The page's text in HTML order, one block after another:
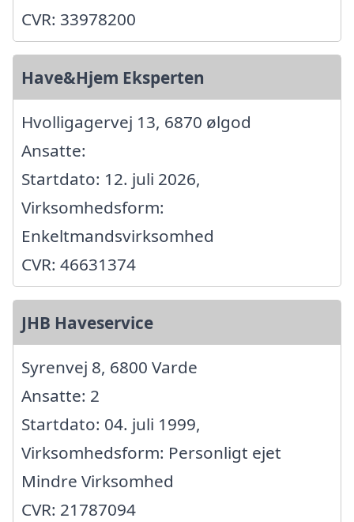
CVR: 33978200
Have&Hjem Eksperten
Hvolligagervej 13, 6870 ølgod
Ansatte:
Startdato: 12. juli 2026,
Virksomhedsform:
Enkeltmandsvirksomhed
CVR: 46631374
JHB Haveservice
Syrenvej 8, 6800 Varde
Ansatte: 2
Startdato: 04. juli 1999,
Virksomhedsform: Personligt ejet
Mindre Virksomhed
CVR: 21787094